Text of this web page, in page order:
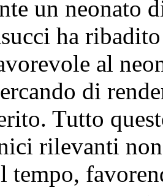
un neonato
ha
al
di
Tutto
rilevanti non
tempo,